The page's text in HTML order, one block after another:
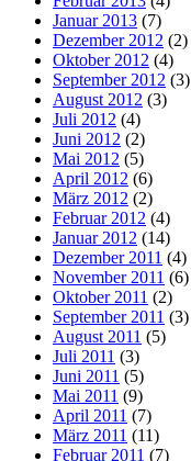
Januar 2013 (7)
Dezember 2012 (2)
Oktober 2012 (4)
September 2012 (3)
August 2012 (3)
Juli 2012 (4)
Juni 2012 (2)
Mai 2012 (5)
April 2012 (6)
März 2012 (2)
Februar 2012 (4)
Januar 2012 (14)
Dezember 2011 (4)
November 2011 (6)
Oktober 2011 (2)
September 2011 (3)
August 2011 (5)
Juli 2011 (3)
Juni 2011 (5)
Mai 2011 (9)
April 2011 (7)
März 2011 (11)
Februar 2011 (7)